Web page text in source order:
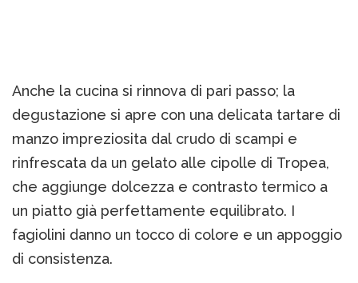
Anche la cucina si rinnova di pari passo; la
degustazione si apre con una delicata tartare di
manzo impreziosita dal crudo di scampi e
rinfrescata da un gelato alle cipolle di Tropea,
che aggiunge dolcezza e contrasto termico a
un piatto già perfettamente equilibrato. I
fagiolini danno un tocco di colore e un appoggio
di consistenza.